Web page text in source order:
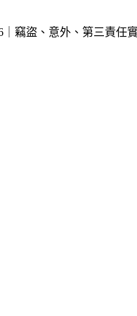
｜竊盜、意外、第三責任